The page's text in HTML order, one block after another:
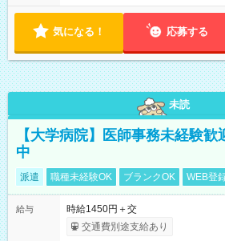
気になる！ 応募する
未読
【大学病院】医師事務未経験
中
派遣 職種未経験OK ブランクOK WEB登
給与
時給1450円＋交
交通費別途支給あり